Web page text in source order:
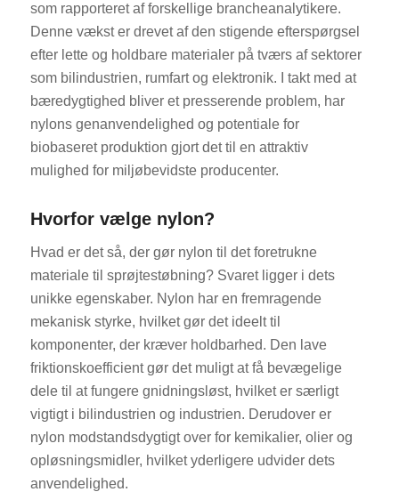
som rapporteret af forskellige brancheanalytikere.
Denne vækst er drevet af den stigende efterspørgsel
efter lette og holdbare materialer på tværs af sektorer
som bilindustrien, rumfart og elektronik. I takt med at
bæredygtighed bliver et presserende problem, har
nylons genanvendelighed og potentiale for
biobaseret produktion gjort det til en attraktiv
mulighed for miljøbevidste producenter.
Hvorfor vælge nylon?
Hvad er det så, der gør nylon til det foretrukne
materiale til sprøjtestøbning? Svaret ligger i dets
unikke egenskaber. Nylon har en fremragende
mekanisk styrke, hvilket gør det ideelt til
komponenter, der kræver holdbarhed. Den lave
friktionskoefficient gør det muligt at få bevægelige
dele til at fungere gnidningsløst, hvilket er særligt
vigtigt i bilindustrien og industrien. Derudover er
nylon modstandsdygtigt over for kemikalier, olier og
opløsningsmidler, hvilket yderligere udvider dets
anvendelighed.